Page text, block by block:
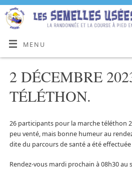
MENU
2 DÉCEMBRE
TÉLÉTHON.
26 participants pour la marche téléthon
peu venté, mais bonne humeur au
dite du parcours de santé a été effectuée
Rendez-vous mardi prochain à 08h30